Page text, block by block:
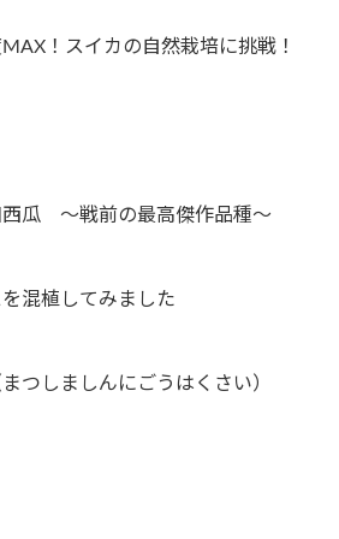
！スイカの自然栽培に挑戦！
西瓜 ～戦前の最高傑作品種～
混植してみました
つしましんにごうはくさい）